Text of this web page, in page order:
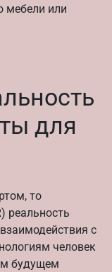
мебели или
для
то
реальность
с
человек
будущем